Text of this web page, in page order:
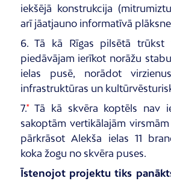
iekšējā konstrukcija
arī jāatjauno informatīvā
6. Tā kā Rīgas pilsētā trūkst
piedāvājam ierīkot norāžu
ielas pusē, norādot
infrastruktūras un
7.*Tā kā skvēra koptēls nav
sakoptām vertikālajām
pārkrāsot Alekša ielas 11
koka žogu no skvēra puses.
Īstenojot projektu tiks